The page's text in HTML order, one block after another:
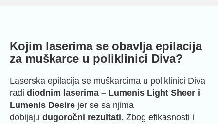
Kojim laserima se obavlja epilacija
za muškarce u poliklinici Diva?
Laserska epilacija se muškarcima u poliklinici Diva
radi diodnim laserima – Lumenis Light Sheer i
Lumenis Desire jer se sa njima
dobijaju dugoročni rezultati. Zbog efikasnosti i